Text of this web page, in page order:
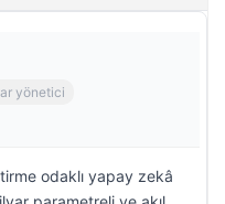
yönetici
odaklı yapay zekâ